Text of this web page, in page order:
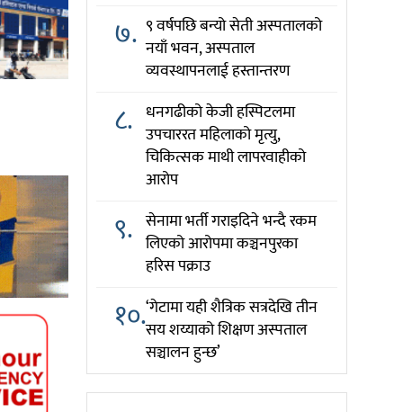
७. ९ वर्षपछि बन्यो सेती अस्पतालको
नयाँ भवन, अस्पताल
व्यवस्थापनलाई हस्तान्तरण
८. धनगढीको केजी हस्पिटलमा
उपचाररत महिलाको मृत्यु,
चिकित्सक माथी लापरवाहीको
आरोप
९. सेनामा भर्ती गराइदिने भन्दै रकम
लिएको आरोपमा कञ्चनपुरका
हरिस पक्राउ
१०.‘गेटामा यही शैत्रिक सत्रदेखि तीन
सय शय्याको शिक्षण अस्पताल
सञ्चालन हुन्छ’